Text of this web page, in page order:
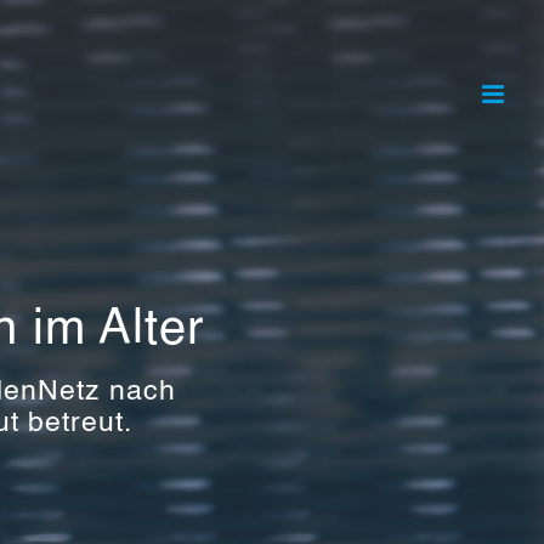
im Alter
nach
betreut.